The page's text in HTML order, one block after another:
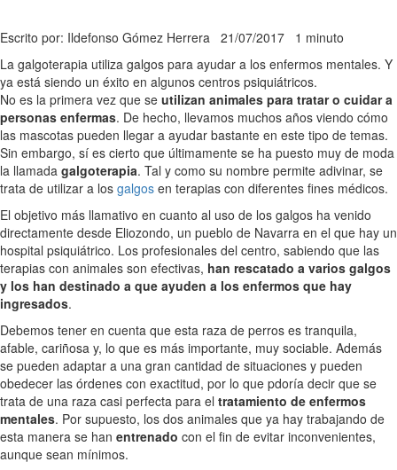
Escrito por: Ildefonso Gómez Herrera 21/07/2017 1 minuto
La galgoterapia utiliza galgos para ayudar a los enfermos mentales. Y
ya está siendo un éxito en algunos centros psiquiátricos.
No es la primera vez que se utilizan animales para tratar o cuidar a
personas enfermas. De hecho, llevamos muchos años viendo cómo
las mascotas pueden llegar a ayudar bastante en este tipo de temas.
Sin embargo, sí es cierto que últimamente se ha puesto muy de moda
la llamada galgoterapia. Tal y como su nombre permite adivinar, se
trata de utilizar a los galgos en terapias con diferentes fines médicos.
El objetivo más llamativo en cuanto al uso de los galgos ha venido
directamente desde Eliozondo, un pueblo de Navarra en el que hay un
hospital psiquiátrico. Los profesionales del centro, sabiendo que las
terapias con animales son efectivas, han rescatado a varios galgos
y los han destinado a que ayuden a los enfermos que hay
ingresados.
Debemos tener en cuenta que esta raza de perros es tranquila,
afable, cariñosa y, lo que es más importante, muy sociable. Además
se pueden adaptar a una gran cantidad de situaciones y pueden
obedecer las órdenes con exactitud, por lo que pdoría decir que se
trata de una raza casi perfecta para el tratamiento de enfermos
mentales. Por supuesto, los dos animales que ya hay trabajando de
esta manera se han entrenado con el fin de evitar inconvenientes,
aunque sean mínimos.